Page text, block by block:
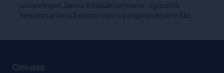
utdanningen, berike fritidsaktivitetene, og støtte
helseinitiativer på en morsom og engasjerende måte.
Om oss